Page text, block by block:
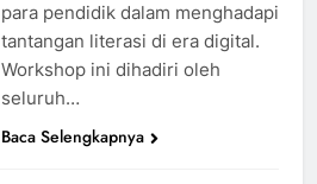
para pendidik dalam menghadapi
tantangan literasi di era digital.
Workshop ini dihadiri oleh
seluruh…
Baca Selengkapnya